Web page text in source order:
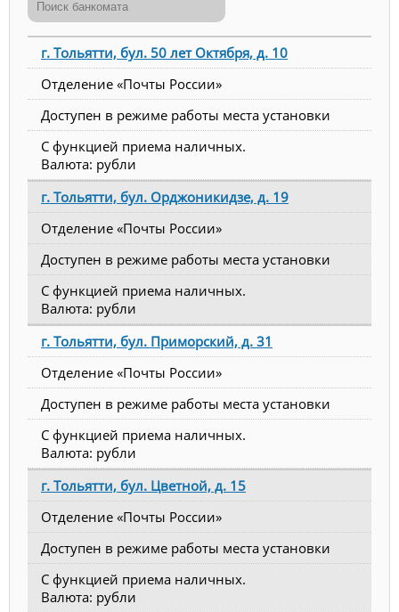
г. Тольятти, бул. 50 лет Октября, д. 10
Отделение «Почты России»
Доступен в режиме работы места установки
С функцией приема наличных.
Валюта: рубли
г. Тольятти, бул. Орджоникидзе, д. 19
Отделение «Почты России»
Доступен в режиме работы места установки
С функцией приема наличных.
Валюта: рубли
г. Тольятти, бул. Приморский, д. 31
Отделение «Почты России»
Доступен в режиме работы места установки
С функцией приема наличных.
Валюта: рубли
г. Тольятти, бул. Цветной, д. 15
Отделение «Почты России»
Доступен в режиме работы места установки
С функцией приема наличных.
Валюта: рубли